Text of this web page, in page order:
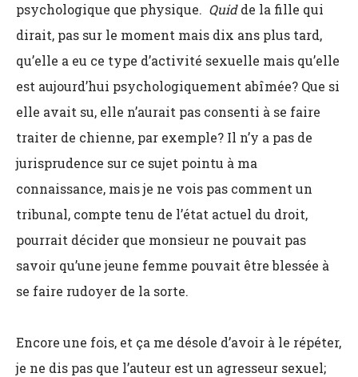
psychologique que physique. Quidde la fille qui
dirait, pas sur le moment mais dix ans plus tard,
qu’elle a eu ce type d’activité sexuelle mais qu’elle
est aujourd’hui psychologiquement abîmée? Que si
elle avait su, elle n’aurait pas consenti à se faire
traiter de chienne, par exemple? Il n’y a pas de
jurisprudence sur ce sujet pointu à ma
connaissance, mais je ne vois pas comment un
tribunal, compte tenu de l’état actuel du droit,
pourrait décider que monsieur ne pouvait pas
savoir qu’une jeune femme pouvait être blessée à
se faire rudoyer de la sorte.
Encore une fois, et ça me désole d’avoir à le répéter,
je ne dis pas que l’auteur est un agresseur sexuel;